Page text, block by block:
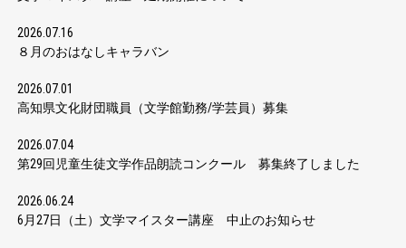
2026.07.16
８月のおはなしキャラバン
2026.07.01
高知県文化財団職員（文学館勤務/学芸員）募集
2026.07.04
第29回児童生徒文学作品朗読コンクール 募集終了しました
2026.06.24
6月27日（土）文学マイスター講座 中止のお知らせ